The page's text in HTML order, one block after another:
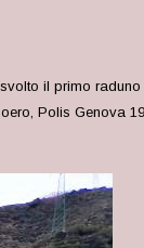
il primo
Polis Genova